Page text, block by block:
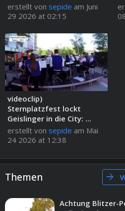
erstellt von sepide am Juni
29 2026 at 02:15
videoclip)
Sternplatzfest lockt
Geislinger in die City: ...
erstellt von sepide am Mai
24 2026 at 12:38
Themen arrow_forward
Achtung Blitzer-